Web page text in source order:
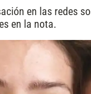
en las redes
en la nota.